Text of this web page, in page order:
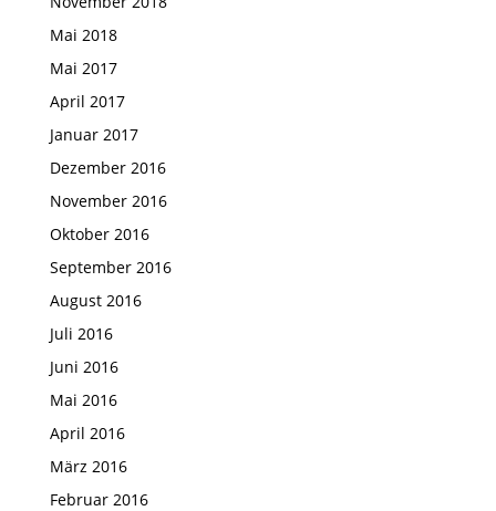
Mai 2018
Mai 2017
April 2017
Januar 2017
Dezember 2016
November 2016
Oktober 2016
September 2016
August 2016
Juli 2016
Juni 2016
Mai 2016
April 2016
März 2016
Februar 2016